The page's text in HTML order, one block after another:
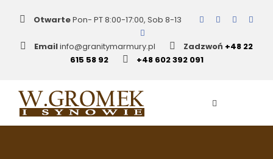
OtwartePon- PT 8:00-17:00, Sob 8-13
Emailinfo@granitymarmury.pl Zadzwoń +48 22
615 58 92
+48 602 392 091